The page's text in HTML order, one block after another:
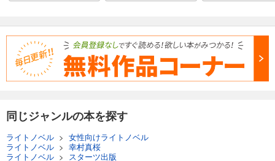
同じジャンルの本を探す
ライトノベル > 女性向けライトノベル
ライトノベル > 幸村真桜
ライトノベル >
スターツ出版